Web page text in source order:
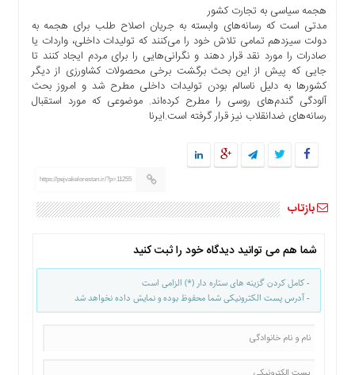
درباره
اخبار
سایت
ارتباط
برگه
تعرفه
درباره
رسانه
هجمه سیاسی به تجارت کشور
مدتی است که رسانه‌های وابسته به جریان اصلاح طلب برای هجمه به
دولت سیزدهم تمامی تلاش خود را می‌کنند که تولیدات داخلی، واردات یا
صادرات را مورد نقد قرار دهند و نگرانی‌هایی را برای مردم ایجاد کنند تا
جایی که پیش از این بحث برگشت برخی محصولات کشاورزی از دیگر
کشورها به دلیل ناسالم بودن تولیدات داخلی مطرح شد و امروز بحث
آلودگی گندم‌های روسی را مطرح کرده‌اند. موضوعی که مورد استقبال
رسانه‌های ضدانقلاب نیز قرار گرفته است.ایرنا
https://pejvakelorestan.ir/?p=11255
بازتاب
شما هم می توانید دیدگاه خود را ثبت کنید
- کامل کردن گزینه های ستاره دار (*) الزامی است
- آدرس پست الکترونیکی شما محفوظ بوده و نمایش داده نخواهد شد